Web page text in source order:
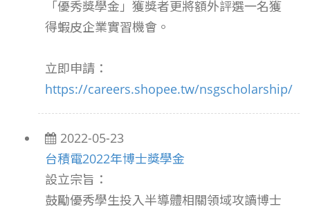
「優秀獎學金」獲獎者更將額外評選一名獲
得蝦皮企業實習機會。
立即申請：
https://careers.shopee.tw/nsgscholarship/
2022-05-23
台積電2022年博士獎學金
設立宗旨：
鼓勵優秀學生投入半導體相關領域攻讀博士